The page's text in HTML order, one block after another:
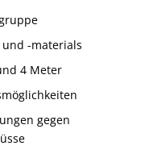
-materials
4 Meter
gegen